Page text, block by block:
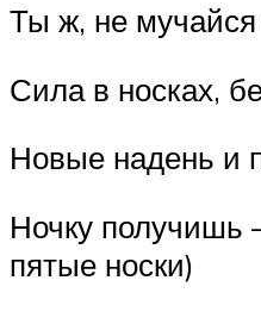
Ты ж, не
Сила в носках,
Новые надень и
Ночку получишь
пятые носки)